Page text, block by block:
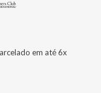
em até 6x